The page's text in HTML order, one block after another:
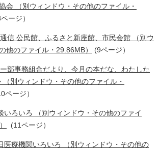
会 （別ウィンドウ・その他のファイル・
ージ）
信 公民館、ふるさと新座館、市民会館 （別ウ
他のファイル・29.86MB）
(9ページ）
部事務組合だより、今月の本だな、わたした
（別ウィンドウ・その他のファイル・
ページ）
いろいろ （別ウィンドウ・その他のファイ
(11ページ）
医療機関いろいろ （別ウィンドウ・その他の